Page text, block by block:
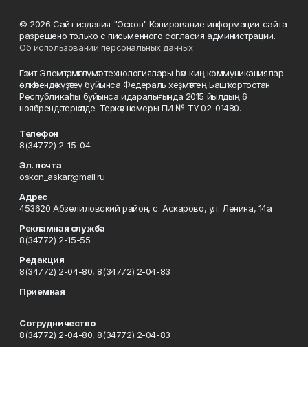
© 2026 Сайт издания "Оскон" Копирование информации сайта
разрешено только с письменного согласия администрации.
Об использовании персональных данных
Гәзит Элемтә, мәғлүмәт технологиялары һәм киң коммуникациялар
өлкәһендә күҙәтеү буйынса Федераль хеҙмәттең Башҡортостан
Республикаһы буйынса идаралығында 2015 йылдың 6
ноябрендә теркәлде. Теркәү номеры ПИ № ТУ 02-01480.
Телефон
8(34772) 2-15-04
Эл. почта
oskon_askar@mail.ru
Адрес
453620 Абзелиловский район, с. Аскарово, ул. Ленина, 14а
Рекламная служба
8(34772) 2-15-55
Редакция
8(34772) 2-04-80, 8(34772) 2-04-83
Приемная
-
Сотрудничество
8(34772) 2-04-80, 8(34772) 2-04-83